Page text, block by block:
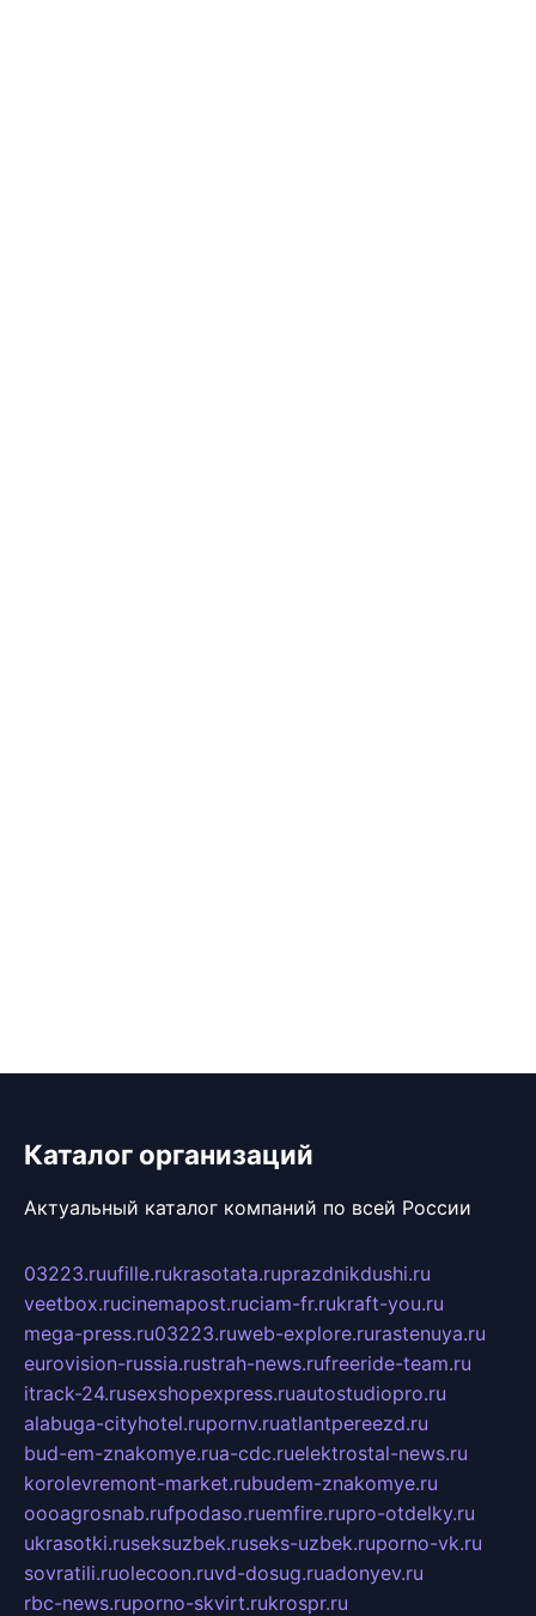
Каталог организаций
Актуальный каталог компаний по всей России
03223.ruufille.rukrasotata.ruprazdnikdushi.ru
veetbox.rucinemapost.ruciam-fr.rukraft-you.ru
mega-press.ru03223.ruweb-explore.rurastenuya.ru
eurovision-russia.rustrah-news.rufreeride-team.ru
itrack-24.rusexshopexpress.ruautostudiopro.ru
alabuga-cityhotel.rupornv.ruatlantpereezd.ru
bud-em-znakomye.rua-cdc.ruelektrostal-news.ru
korolevremont-market.rubudem-znakomye.ru
oooagrosnab.rufpodaso.ruemfire.rupro-otdelky.ru
ukrasotki.ruseksuzbek.ruseks-uzbek.ruporno-vk.ru
sovratili.ruolecoon.ruvd-dosug.ruadonyev.ru
rbc-news.ruporno-skvirt.rukrospr.ru